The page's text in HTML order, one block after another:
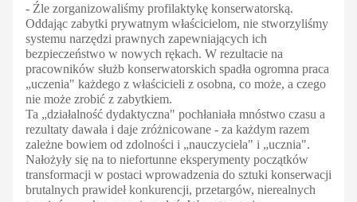
- Źle zorganizowaliśmy profilaktykę konserwatorską.
Oddając zabytki prywatnym właścicielom, nie stworzyliśmy
systemu narzędzi prawnych zapewniających ich
bezpieczeństwo w nowych rękach. W rezultacie na
pracowników służb konserwatorskich spadła ogromna praca
„uczenia" każdego z właścicieli z osobna, co może, a czego
nie może zrobić z zabytkiem.
Ta „działalność dydaktyczna" pochłaniała mnóstwo czasu a
rezultaty dawała i daje zróżnicowane - za każdym razem
zależne bowiem od zdolności i „nauczyciela" i „ucznia".
Nałożyły się na to niefortunne eksperymenty początków
transformacji w postaci wprowadzenia do sztuki konserwacji
brutalnych prawideł konkurencji, przetargów, nierealnych